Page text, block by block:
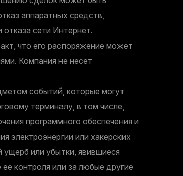
аппаратных средств,
отказа сети Интернет.
что его распоряжение может
Компания не несет
событий, которые могут
терминалу, в том числе,
программного обеспечения и
электроэнергии или хакерских
ущерб или убытки, явившиеся
контроля или за любые другие